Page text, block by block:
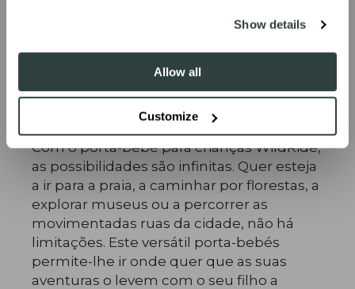
Show details
Allow all
Customize
Sem limitações
Com o porta-bebé para crianças WildRide,
as possibilidades são infinitas. Quer esteja
a ir para a praia, a caminhar por florestas, a
explorar museus ou a percorrer as
movimentadas ruas da cidade, não há
limitações. Este versátil porta-bebés
permite-lhe ir onde quer que as suas
aventuras o levem com o seu filho a